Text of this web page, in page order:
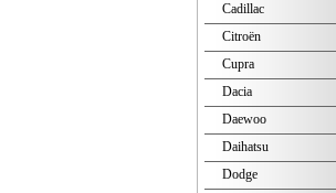
Cadillac
Citroën
Cupra
Dacia
Daewoo
Daihatsu
Dodge